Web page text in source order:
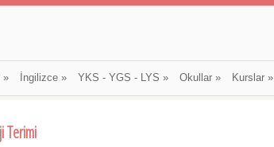
» İngilizce» YKS - YGS - LYS » Okullar» Kurslar»
Terimi